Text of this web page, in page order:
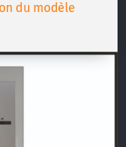
du modèle